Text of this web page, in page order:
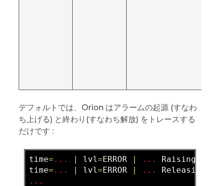
デフォルトでは、Orion はアラームの起源 (すなわ
ち上げる) と終わり(すなわち解放) をトレースする
だけです :
time= ... | lvl =ERROR | ...
Raising
time= ... | lvl =ERROR |
...
...